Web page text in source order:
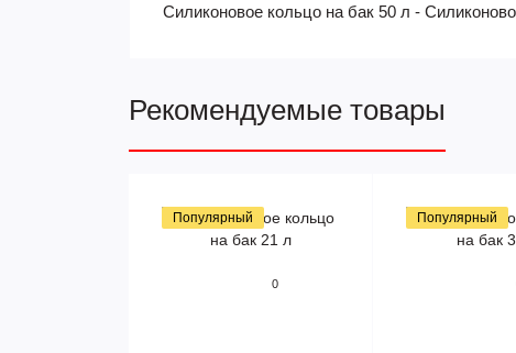
Силиконовое кольцо на бак 50 л -
Рекомендуемые товары
Популярный
0
Популярный